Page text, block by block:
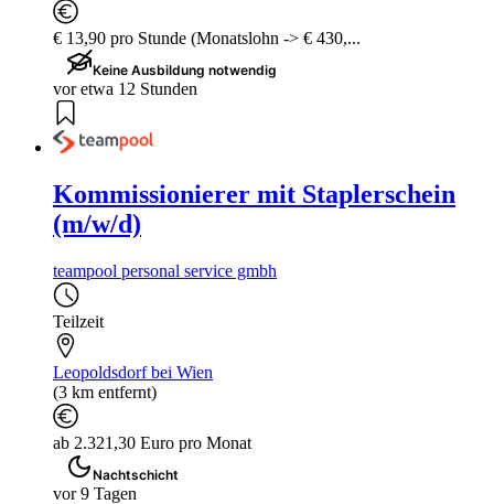
€ 13,90 pro Stunde (Monatslohn -> € 430,...
Keine Ausbildung notwendig
vor etwa 12 Stunden
Kommissionierer mit Staplerschein
(m/w/d)
teampool personal service gmbh
Teilzeit
Leopoldsdorf bei Wien
(3 km entfernt)
ab 2.321,30 Euro pro Monat
Nachtschicht
vor 9 Tagen